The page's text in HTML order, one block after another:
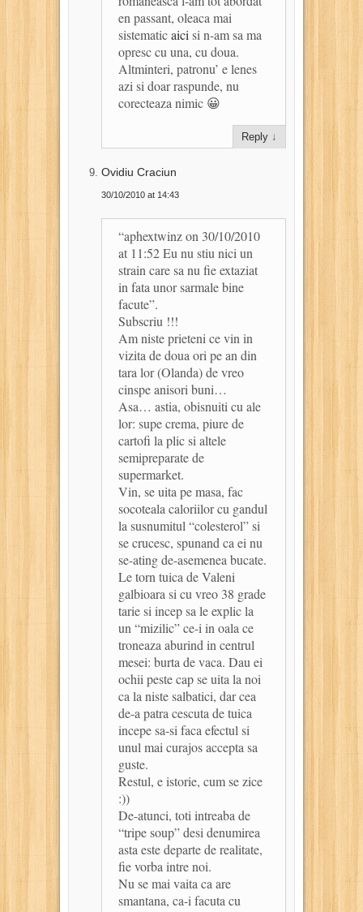
en passant, oleaca mai
sistematicaici si n-am sa ma
opresc cu una, cu doua.
Altminteri, patronu’ e lenes
azi si doar raspunde, nu
corecteaza nimic 😀
Reply ↓
Ovidiu Craciun
30/10/2010 at 14:43
“aphextwinz on 30/10/2010
at 11:52 Eu nu stiu nici un
strain care sa nu fie extaziat
in fata unor sarmale bine
facute”.
Subscriu !!!
Am niste prieteni ce vin in
vizita de doua ori pe an din
tara lor (Olanda) de vreo
cinspe anisori buni…
Asa… astia, obisnuiti cu ale
lor: supe crema, piure de
cartofi la plic si altele
semipreparate de
supermarket.
Vin, se uita pe masa, fac
socoteala caloriilor cu gandul
la susnumitul “colesterol” si
se crucesc, spunand ca ei nu
se-ating de-asemenea bucate.
Le torn tuica de Valeni
galbioara si cu vreo 38 grade
tarie si incep sa le explic la
un “mizilic” ce-i in oala ce
troneaza aburind in centrul
mesei: burta de vaca. Dau ei
ochii peste cap se uita la noi
ca la niste salbatici, dar cea
de-a patra cescuta de tuica
incepe sa-si faca efectul si
unul mai curajos accepta sa
guste.
Restul, e istorie, cum se zice
:))
De-atunci, toti intreaba de
“tripe soup” desi denumirea
asta este departe de realitate,
fie vorba intre noi.
Nu se mai vaita ca are
smantana, ca-i facuta cu